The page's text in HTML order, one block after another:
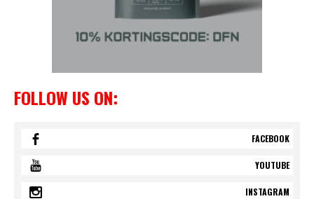
FOLLOW US ON:
FACEBOOK
YOUTUBE
INSTAGRAM